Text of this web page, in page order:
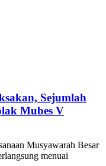
Sejumlah
Mubes V
Musyawarah Besar
menuai